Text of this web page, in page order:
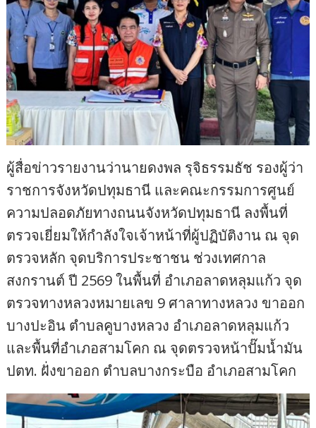
ผู้สื่อข่าวรายงานว่านายดงพล รุจิธรรมธัช รองผู้ว่า
ราชการจังหวัดปทุมธานี และคณะกรรมการศูนย์
ความปลอดภัยทางถนนจังหวัดปทุมธานี ลงพื้นที่
ตรวจเยี่ยมให้กำลังใจเจ้าหน้าที่ผู้ปฏิบัติงาน ณ จุด
ตรวจหลัก จุดบริการประชาชน ช่วงเทศกาล
สงกรานต์ ปี 2569 ในพื้นที่ อำเภอลาดหลุมแก้ว จุด
ตรวจทางหลวงหมายเลข 9 ศาลาทางหลวง ขาออก
บางปะอิน ตำบลคูบางหลวง อำเภอลาดหลุมแก้ว
และพื้นที่อำเภอสามโคก ณ จุดตรวจหน้าปั๊มน้ำมัน
ปตท. ฝั่งขาออก ตำบลบางกระบือ อำเภอสามโคก